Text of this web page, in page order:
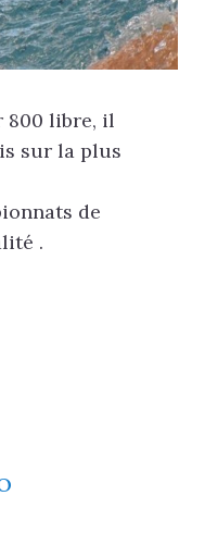
800 libre, il
sur la plus
de
.